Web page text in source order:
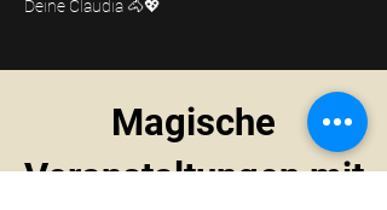
Deine Claudia 🐴💖
Magische
Veranstaltungen mit